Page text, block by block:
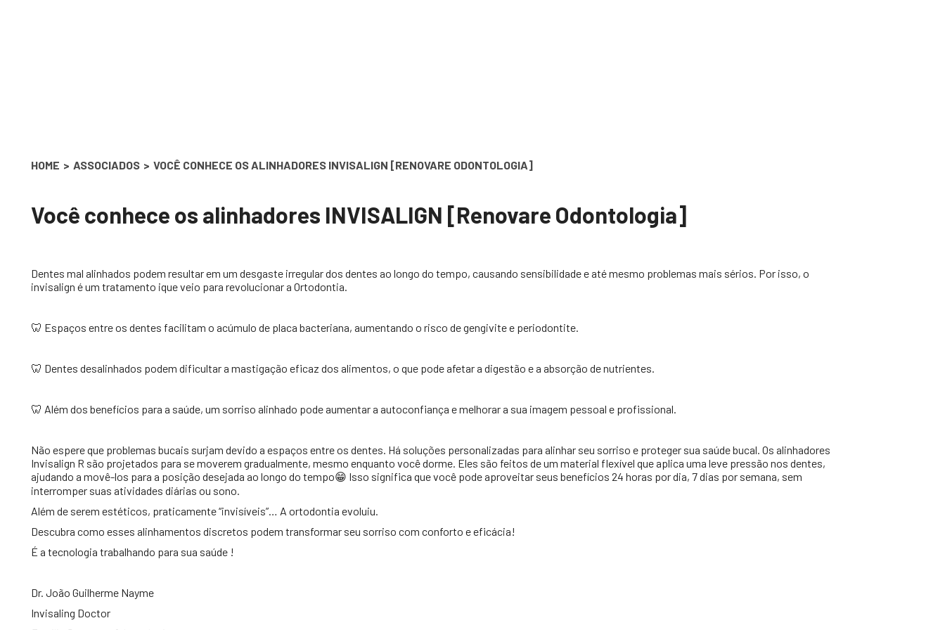
You are here:
HOME ASSOCIADOS VOCÊ CONHECE OS ALINHADORES INVISALIGN [RENOVARE ODONTOLOGIA]
Você conhece os alinhadores INVISALIGN [Renovare Odontologia]
Dentes mal alinhados podem resultar em um desgaste irregular dos dentes ao longo do tempo, causando sensibilidade e até mesmo problemas mais sérios. Por isso, o
invisalign é um tratamento ique veio para revolucionar a Ortodontia.
🦷 Espaços entre os dentes facilitam o acúmulo de placa bacteriana, aumentando o risco de gengivite e periodontite.
🦷 Dentes desalinhados podem dificultar a mastigação eficaz dos alimentos, o que pode afetar a digestão e a absorção de nutrientes.
🦷 Além dos benefícios para a saúde, um sorriso alinhado pode aumentar a autoconfiança e melhorar a sua imagem pessoal e profissional.
Não espere que problemas bucais surjam devido a espaços entre os dentes. Há soluções personalizadas para alinhar seu sorriso e proteger sua saúde bucal. Os alinhadores
Invisalign R são projetados para se moverem gradualmente, mesmo enquanto você dorme. Eles são feitos de um material flexível que aplica uma leve pressão nos dentes,
ajudando a movê-los para a posição desejada ao longo do tempo😁 Isso significa que você pode aproveitar seus benefícios 24 horas por dia, 7 dias por semana, sem
interromper suas atividades diárias ou sono.
Além de serem estéticos, praticamente “invisíveis”… A ortodontia evoluiu.
Descubra como esses alinhamentos discretos podem transformar seu sorriso com conforto e eficácia!
É a tecnologia trabalhando para sua saúde !
Dr. João Guilherme Nayme
Invisaling Doctor